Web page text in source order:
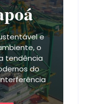
e
o
tendência
do